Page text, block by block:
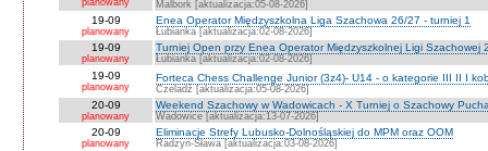
planowany Malbork [aktualizacja:05-08-2026]
19-09
planowany
Enea Operator Międzyszkolna Liga Szachowa 26/27 - turniej 1
Łubianka [aktualizacja:02-08-2026]
19-09
planowany
Turniej Open przy Enea Operator Międzyszkolnej Ligi Szachowej
Łubianka [aktualizacja:02-08-2026]
19-09
planowany
Forteca Chess Challenge Junior (3z4)- U14 - o kategorie III II I
Czeladź [aktualizacja:05-08-2026]
20-09
planowany
Weekend Szachowy w Wadowicach - X Turniej o Szachowy
Wadowice [aktualizacja:13-07-2026]
20-09
planowany
Eliminacje Strefy Lubusko-Dolnośląskiej do MPM oraz OOM
Radzyn-Sława [aktualizacja:03-08-2026]